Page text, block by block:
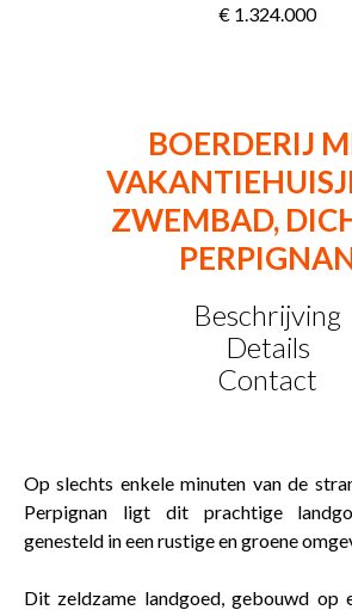
€ 1.324.000
BOERDERIJ
ZWEMBAD,
Beschrijving
Details
Contact
Op slechts enkele minuten van de
Perpignan ligt dit prachtige
genesteld in een rustige en groene
Dit zeldzame landgoed, gebouwd op